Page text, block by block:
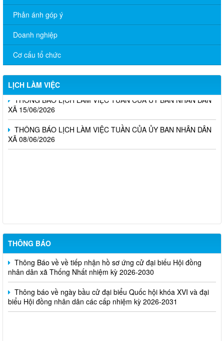
Phản ánh góp ý
Doanh nghiệp
Cơ cấu tổ chức
LỊCH LÀM VIỆC
THÔNG BÁO LỊCH LÀM VIỆC TUẦN CỦA ỦY BAN NHÂN DÂN
XÃ 06/07/2026
THÔNG BÁO LỊCH LÀM VIỆC TUẦN CỦA ỦY BAN NHÂN DÂN
XÃ 29/06/2026
THÔNG BÁO LỊCH LÀM VIỆC TUẦN CỦA ỦY BAN NHÂN DÂN
XÃ 15/06/2026
THÔNG BÁO LỊCH LÀM VIỆC TUẦN CỦA ỦY BAN NHÂN DÂN
XÃ 08/06/2026
THÔNG BÁO
lập trên địa bàn xã Thống Nhất
Thông Báo về về tiếp nhận hồ sơ ứng cử đại biểu Hội đồng
nhân dân xã Thống Nhất nhiệm kỳ 2026-2030
Thông báo về ngày bầu cử đại biểu Quốc hội khóa XVI và đại
biểu Hội đồng nhân dân các cấp nhiệm kỳ 2026-2031